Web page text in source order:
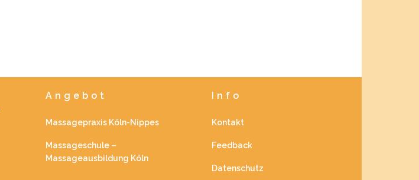
Angebot
Massagepraxis Köln-Nippes
Massageschule –
Massageausbildung Köln
Info
Kontakt
Feedback
Datenschutz